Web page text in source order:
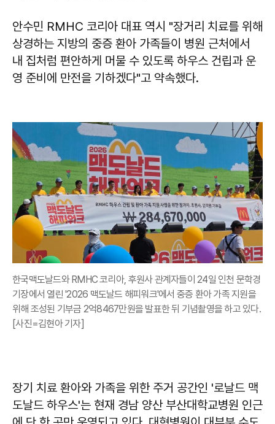
안수민 RMHC 코리아 대표 역시 "장거리 치료를 위해
상경하는 지방의 중증 환아 가족들이 병원 근처에서
내 집처럼 편안하게 머물 수 있도록 하우스 건립과 운
영 준비에 만전을 기하겠다"고 약속했다.
한국맥도날드와 RMHC 코리아, 후원사 관계자들이 24일 인천 문학경
기장에서 열린 '2026 맥도날드 해피워크'에서 중증 환아 가족 지원을
위해 조성된 기부금 2억8467만원을 발표한 뒤 기념촬영을 하고 있다.
[사진=김현아 기자]
장기 치료 환아와 가족을 위한 주거 공간인 '로날드 맥
도날드 하우스'는 현재 경남 양산 부산대학교병원 인근